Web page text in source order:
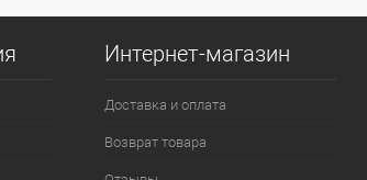
Интернет-магазин
Доставка и оплата
Возврат товара